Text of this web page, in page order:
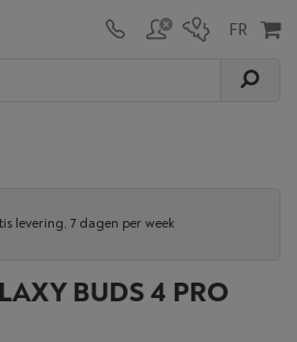
levering, 7 dagen per week
BUDS 4 PRO